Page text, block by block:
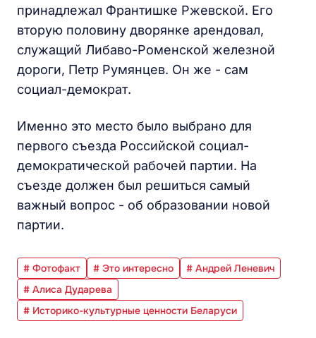
принадлежал Франтишке Ржевской. Его
вторую половину дворянке арендовал,
служащий Либаво-Роменской железной
дороги, Петр Румянцев. Он же - сам
социал-демократ.
Именно это место было выбрано для
первого съезда Российской социал-
демократической рабочей партии. На
съезде должен был решиться самый
важный вопрос - об образовании новой
партии.
# Фотофакт # Это интересно
# Андрей Леневич
# Алиса Дударева
# Историко-культурные ценности Беларуси